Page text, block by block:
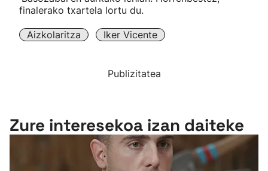
finalerako txartela lortu du.
Aizkolaritza Iker Vicente
Publizitatea
Zure interesekoa izan daiteke